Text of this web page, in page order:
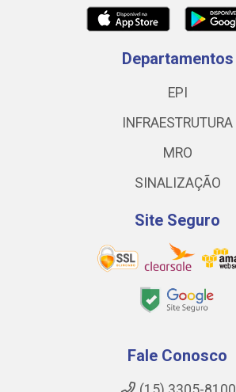
Departamentos
EPI
INFRAESTRUTURA
MRO
SINALIZAÇÃO
Site Seguro
Fale Conosco